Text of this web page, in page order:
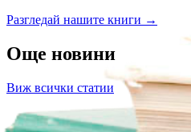
Разгледай нашите книги →
Още новини
Виж всички статии